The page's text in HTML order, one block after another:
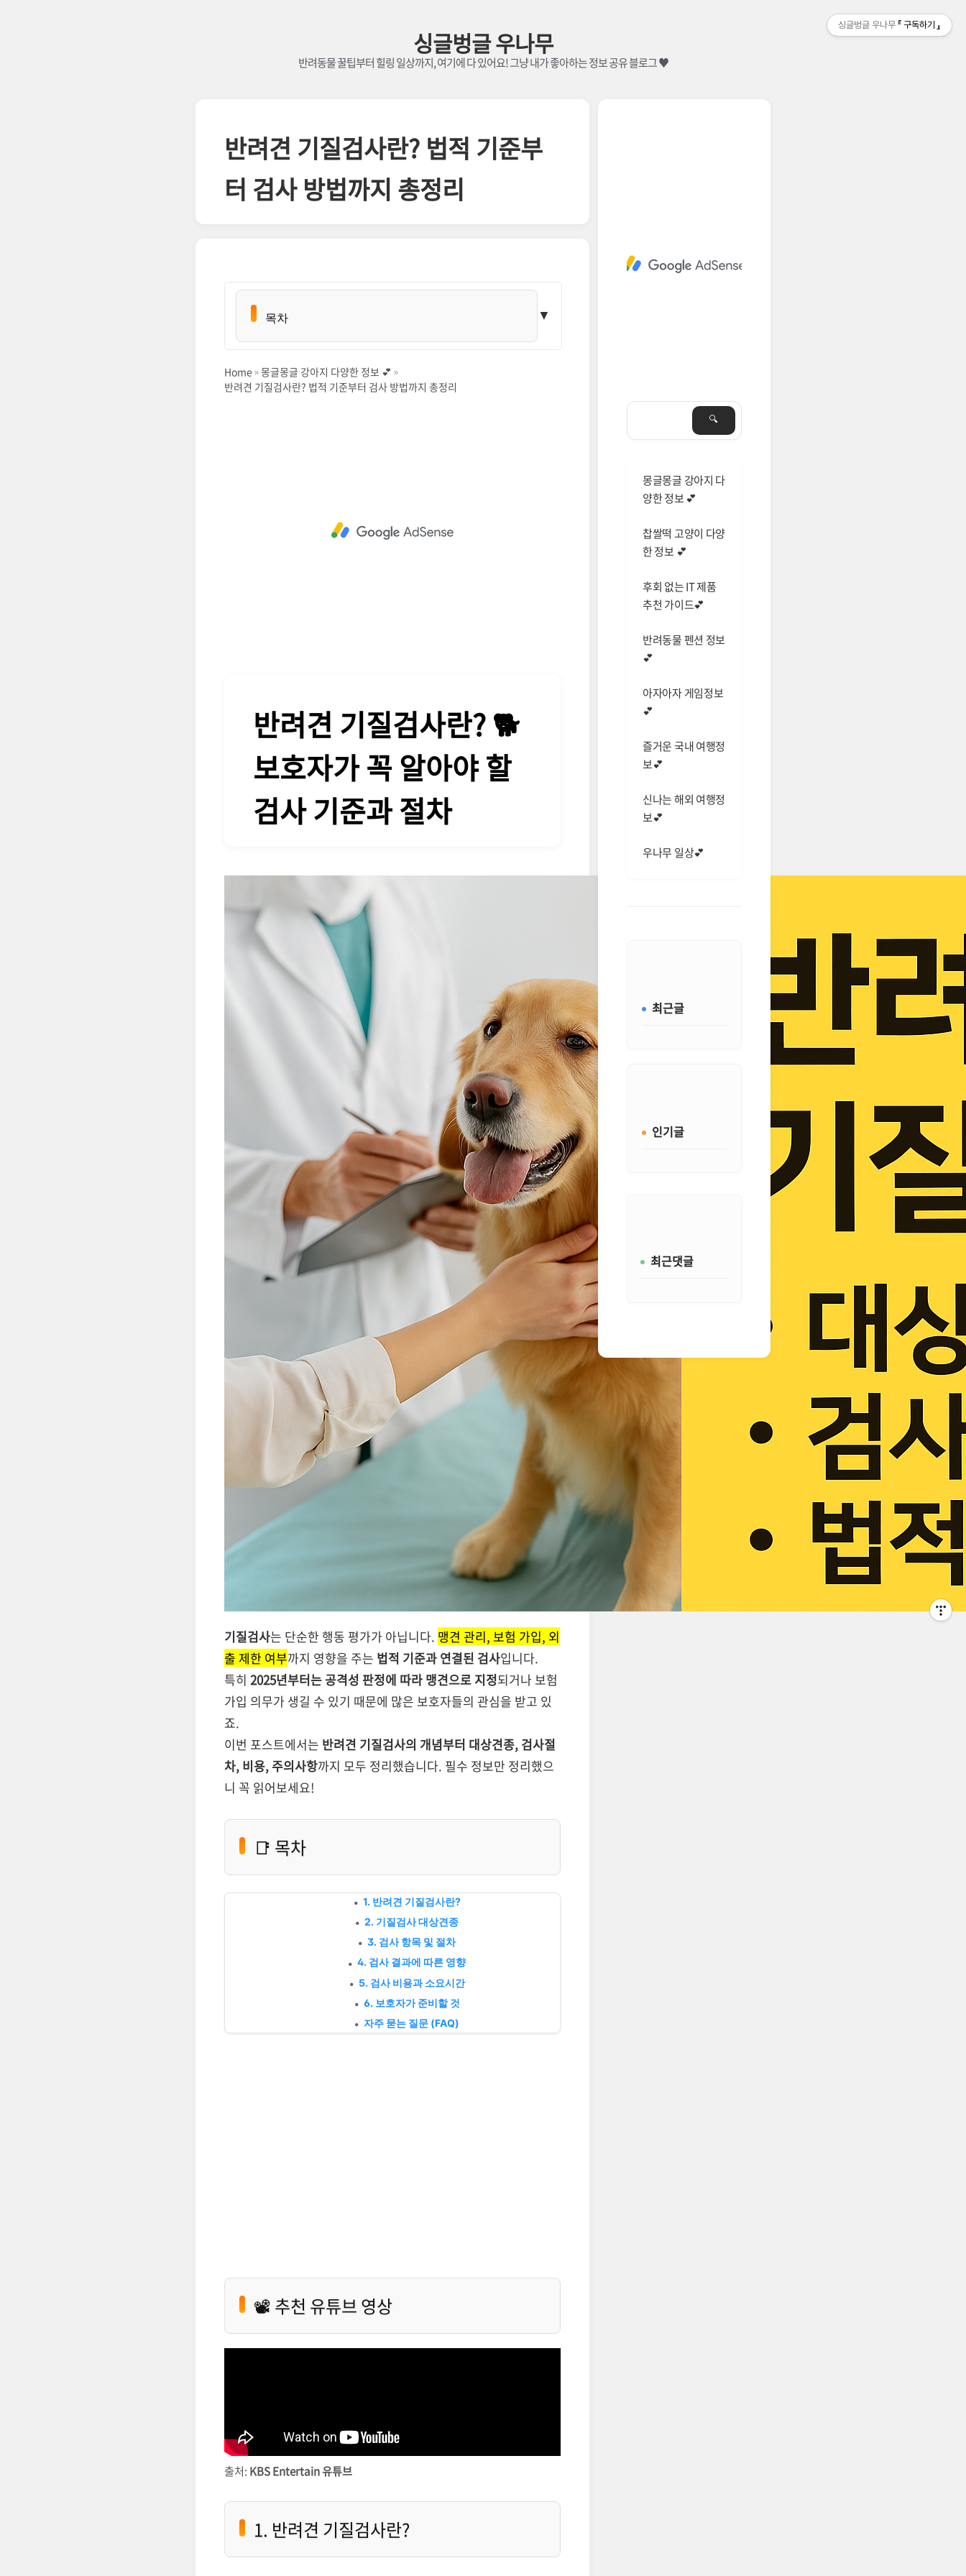
싱글벙글 우나무
반려동물 꿀팁부터 힐링 일상까지, 여기에 다 있어요! 그냥 내가 좋아하는 정보 공유 블로그 ♥
반려견 기질검사란? 법적 기준부
터 검사 방법까지 총정리
목차 ▼
📑 목차
Home 몽글몽글 강아지 다양한 정보 💕
반려견 기질검사란? 법적 기준부터 검사 방법까지 총정리
반려견 기질검사란? 🐕
보호자가 꼭 알아야 할
검사 기준과 절차
기질검사는 단순한 행동 평가가 아닙니다. 맹견 관리, 보험 가입, 외
출 제한 여부까지 영향을 주는 법적 기준과 연결된 검사입니다.
특히 2025년부터는 공격성 판정에 따라 맹견으로 지정되거나 보험
가입 의무가 생길 수 있기 때문에 많은 보호자들의 관심을 받고 있
죠.
이번 포스트에서는 반려견 기질검사의 개념부터 대상견종, 검사절
차, 비용, 주의사항까지 모두 정리했습니다. 필수 정보만 정리했으
니 꼭 읽어보세요!
📑 목차
1. 반려견 기질검사란?
2. 기질검사 대상견종
3. 검사 항목 및 절차
4. 검사 결과에 따른 영향
5. 검사 비용과 소요시간
6. 보호자가 준비할 것
자주 묻는 질문 (FAQ)
📽️ 추천 유튜브 영상
출처: KBS Entertain 유튜브
1. 반려견 기질검사란?
몽글몽글 강아지 다
양한 정보 💕
찹쌀떡 고양이 다양
한 정보 💕
후회 없는 IT 제품
추천 가이드💕
반려동물 펜션 정보
💕
아자아자 게임정보
💕
즐거운 국내 여행정
보💕
신나는 해외 여행정
보💕
우나무 일상💕
최근글
인기글
최근댓글
싱글벙글 우나무 구독하기